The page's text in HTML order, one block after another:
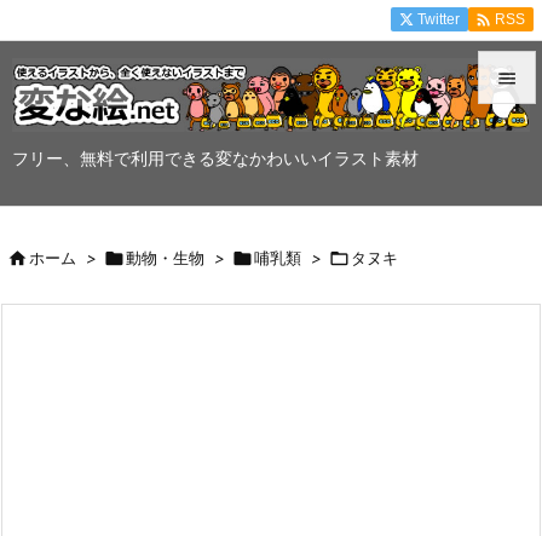
フリー、無料で利用できる変なかわいいイラスト素材


Twitter  RSS
ホーム > 動物・生物 > 哺乳類 > タヌキ